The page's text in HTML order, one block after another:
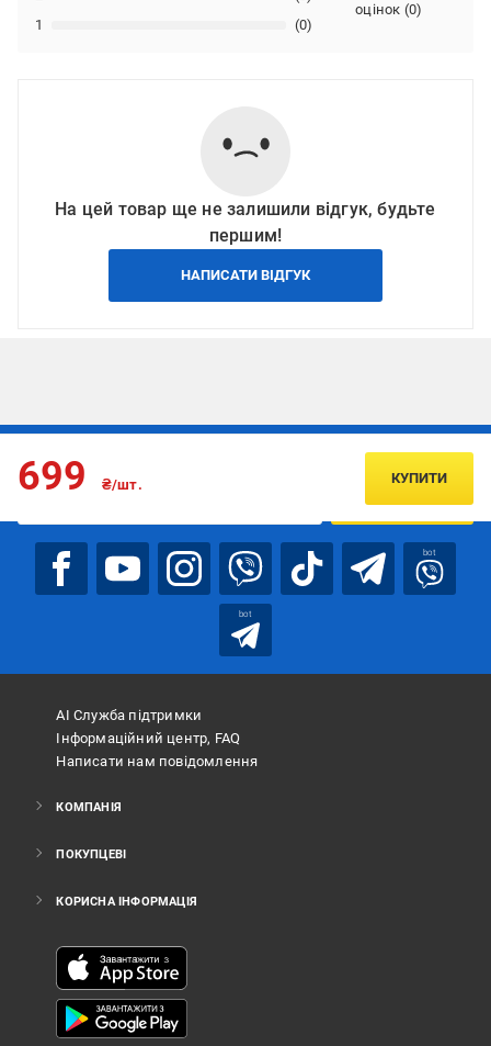
1 (0)
оцінок (0)
На цей товар ще не залишили відгук, будьте
першим!
НАПИСАТИ ВІДГУК
699 ₴/шт. КУПИТИ
Підписуйтесь, щоб дізнаватись першим про акції та пропозиції
ПІДПИСАТИСЯ
bot
bot
АІ Служба підтримки
Інформаційний центр, FAQ
Написати нам повідомлення
КОМПАНІЯ
ПОКУПЦЕВІ
КОРИСНА ІНФОРМАЦІЯ